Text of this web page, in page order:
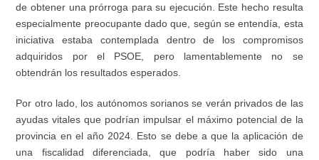
de obtener una prórroga para su ejecución. Este hecho resulta
especialmente preocupante dado que, según se entendía, esta
iniciativa estaba contemplada dentro de los compromisos
adquiridos por el PSOE, pero lamentablemente no se
obtendrán los resultados esperados.
Por otro lado, los autónomos sorianos se verán privados de las
ayudas vitales que podrían impulsar el máximo potencial de la
provincia en el año 2024. Esto se debe a que la aplicación de
una fiscalidad diferenciada, que podría haber sido una